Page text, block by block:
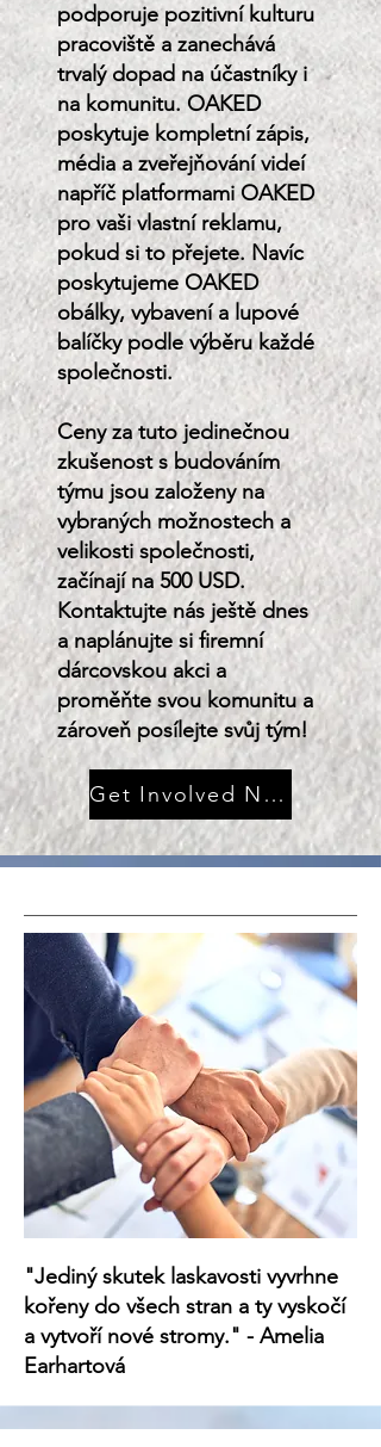
podporuje pozitivní kulturu
pracoviště a zanechává
trvalý dopad na účastníky i
na komunitu. OAKED
poskytuje kompletní zápis,
média a zveřejňování videí
napříč platformami OAKED
pro vaši vlastní reklamu,
pokud si to přejete. Navíc
poskytujeme OAKED
obálky, vybavení a lupové
balíčky podle výběru každé
společnosti.
Ceny za tuto jedinečnou
zkušenost s budováním
týmu jsou založeny na
vybraných možnostech a
velikosti společnosti,
začínají na 500 USD.
Kontaktujte nás ještě dnes
a naplánujte si firemní
dárcovskou akci a
proměňte svou komunitu a
zároveň posílejte svůj tým!
Get Involved Now
"Jediný skutek laskavosti vyvrhne
kořeny do všech stran a ty vyskočí
a vytvoří nové stromy." - Amelia
Earhartová